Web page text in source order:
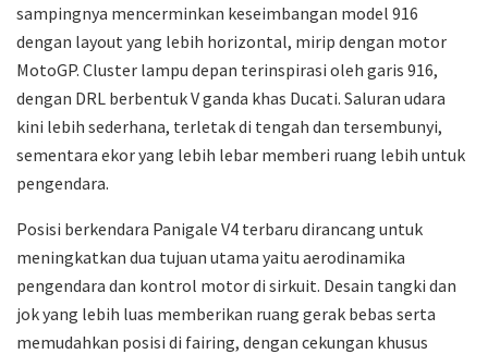
sampingnya mencerminkan keseimbangan model 916
dengan layout yang lebih horizontal, mirip dengan motor
MotoGP. Cluster lampu depan terinspirasi oleh garis 916,
dengan DRL berbentuk V ganda khas Ducati. Saluran udara
kini lebih sederhana, terletak di tengah dan tersembunyi,
sementara ekor yang lebih lebar memberi ruang lebih untuk
pengendara.
Posisi berkendara Panigale V4 terbaru dirancang untuk
meningkatkan dua tujuan utama yaitu aerodinamika
pengendara dan kontrol motor di sirkuit. Desain tangki dan
jok yang lebih luas memberikan ruang gerak bebas serta
memudahkan posisi di fairing, dengan cekungan khusus